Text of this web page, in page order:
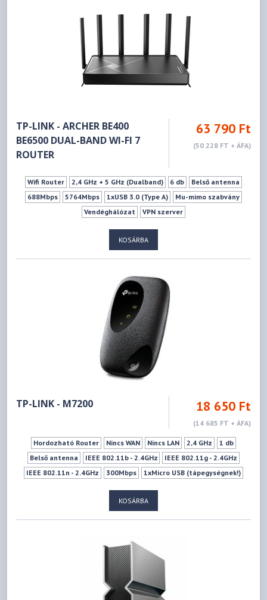
TP-LINK - ARCHER BE400
BE6500 DUAL-BAND WI-FI 7
ROUTER
63 790 Ft
(50 228 FT + ÁFA)
Wifi Router 2,4 GHz + 5 GHz (Dualband) 6 db
Belső antenna
688Mbps
5764Mbps 1xUSB 3.0 (Type A)
Mu-mimo szabvány
Vendéghálózat
VPN szerver
KOSÁRBA
TP-LINK - M7200 18 650 Ft
(14 685 FT + ÁFA)
Hordozható Router Nincs WAN Nincs LAN 2,4 GHz
1 db
Belső antenna
IEEE 802.11b - 2.4GHz
IEEE 802.11g - 2.4GHz
IEEE 802.11n - 2.4GHz
300Mbps
1xMicro USB (tápegységnek!)
KOSÁRBA